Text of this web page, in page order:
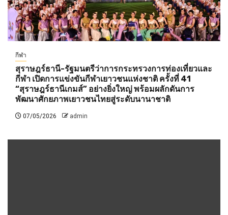
กีฬา
สุราษฎร์ธานี-รัฐมนตรีว่าการกระทรวงการท่องเที่ยวและ
กีฬา เปิดการแข่งขันกีฬาเยาวชนแห่งชาติ ครั้งที่ 41
“สุราษฎร์ธานีเกมส์” อย่างยิ่งใหญ่ พร้อมผลักดันการ
พัฒนาศักยภาพเยาวชนไทยสู่ระดับนานาชาติ
07/05/2026 admin